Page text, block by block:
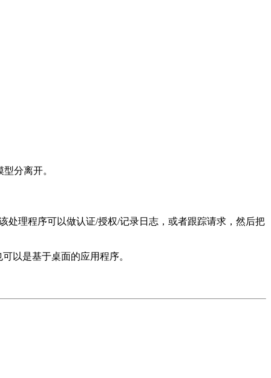
分离开。
处理程序可以做认证/授权/记录日志，或者跟踪请求，然后把
以是基于桌面的应用程序。